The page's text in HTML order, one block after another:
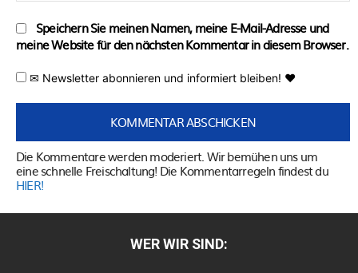
Speichern Sie meinen Namen, meine E-Mail-Adresse und
meine Website für den nächsten Kommentar in diesem Browser.
✉ Newsletter abonnieren und informiert bleiben! ♥
Die Kommentare werden moderiert. Wir bemühen uns um
eine schnelle Freischaltung! Die Kommentarregeln findest du
HIER!
WER WIR SIND: